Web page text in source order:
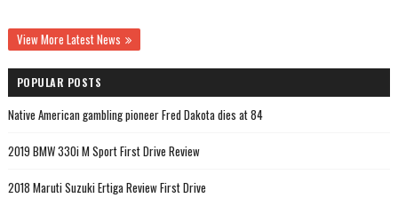
View More Latest News
POPULAR POSTS
Native American gambling pioneer Fred Dakota dies at 84
2019 BMW 330i M Sport First Drive Review
2018 Maruti Suzuki Ertiga Review First Drive